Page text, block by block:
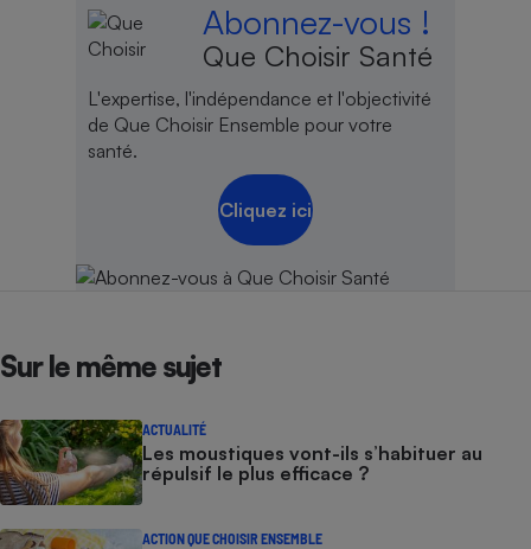
Abonnez-vous !
Que Choisir Santé
L'expertise, l'indépendance et l'objectivité
de Que Choisir Ensemble pour votre
santé.
Cliquez ici
Sur le même sujet
ACTUALITÉ
Les moustiques vont-ils s’habituer au
répulsif le plus efficace ?
ACTION QUE CHOISIR ENSEMBLE